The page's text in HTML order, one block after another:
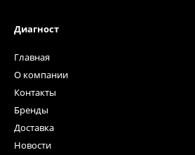
Диагност
Главная
О компании
Контакты
Бренды
Доставка
Новости